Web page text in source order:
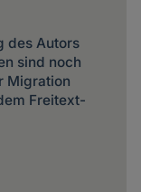
des Autors
sind noch
Migration
Freitext-